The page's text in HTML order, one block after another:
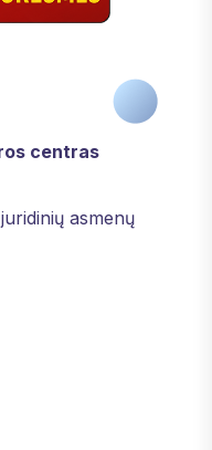
centras
asmenų